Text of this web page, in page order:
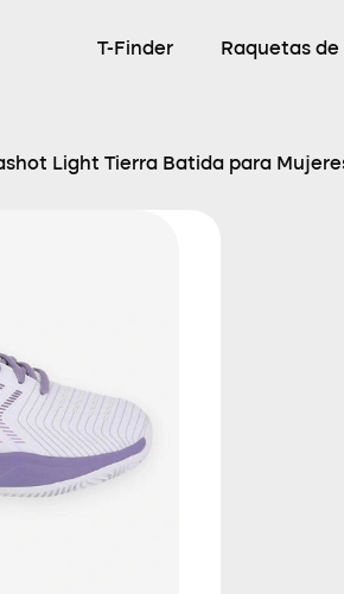
T-Finder Raquetas
Light Tierra Batida para